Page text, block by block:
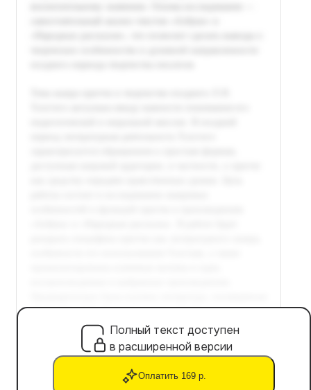
Полный текст доступен
в расширенной версии
Оплатить 169 р.